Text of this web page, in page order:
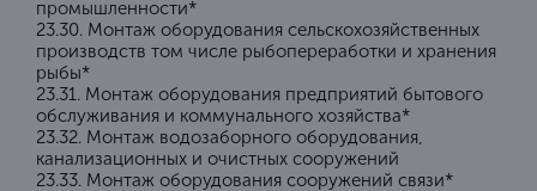
промышленности*
23.30. Монтаж оборудования сельскохозяйственных
производств том числе рыбопереработки и хранения
рыбы*
23.31. Монтаж оборудования предприятий бытового
обслуживания и коммунального хозяйства*
23.32. Монтаж водозаборного оборудования,
канализационных и очистных сооружений
23.33. Монтаж оборудования сооружений связи*